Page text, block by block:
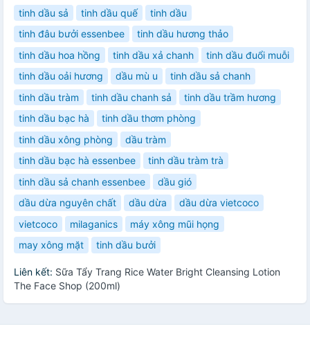
tinh dầu sả tinh dầu quế
tinh dầu
tinh đâu bưởi essenbee
tinh dầu hương thảo
tinh dầu hoa hồng
tinh dầu xả chanh
tinh dầu đuổi muỗi
tinh dầu oải hương
dầu mù u
tinh dầu sả chanh
tinh dầu tràm
tinh dầu chanh sả
tinh dầu trầm hương
tinh dầu bạc hà
tinh dầu thơm phòng
tinh dầu xông phòng
dầu tràm
tinh dầu bạc hà essenbee
tinh dầu tràm trà
tinh dầu sả chanh essenbee
dầu gió
dầu dừa nguyên chất
dầu dừa
dầu dừa vietcoco
vietcoco
milaganics
máy xông mũi họng
may xông mặt
tinh dầu bưởi
Liên kết: Sữa Tẩy Trang Rice Water Bright Cleansing Lotion
The Face Shop (200ml)